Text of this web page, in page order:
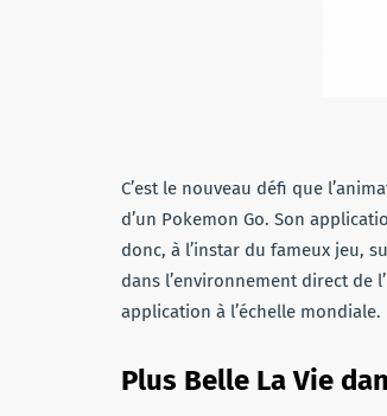
C’est le nouveau défi que
d’un Pokemon Go. Son
donc, à l’instar du fameux jeu,
dans l’environnement direct de
application à l’échelle mondiale.
Plus Belle La Vie